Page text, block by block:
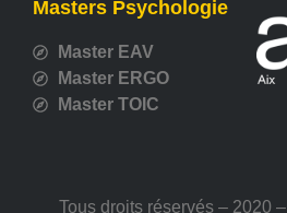
Masters Psychologie
Master EAV
Master ERGO
Master TOIC
Tous droits réservés – 2020 –